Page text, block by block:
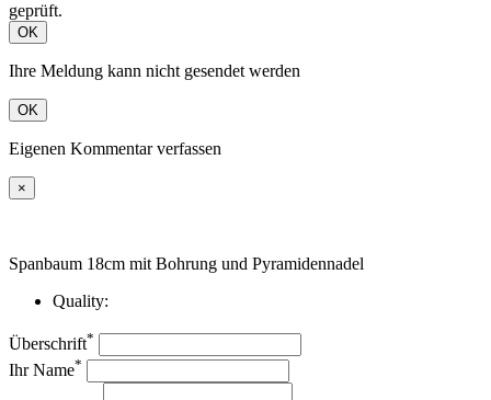
geprüft.
OK
Ihre Meldung kann nicht gesendet werden
OK
Eigenen Kommentar verfassen
×
Spanbaum 18cm mit Bohrung und Pyramidennadel
Quality:
Überschrift*
Ihr Name*